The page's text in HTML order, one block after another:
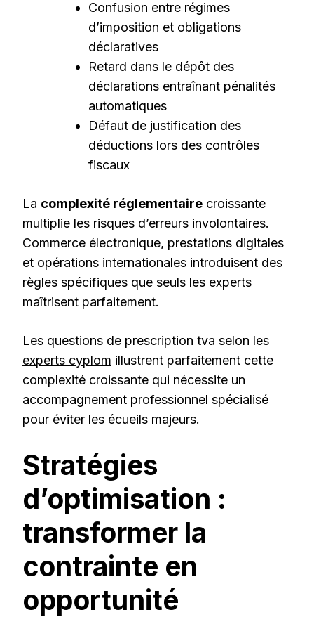
Confusion entre régimes
d’imposition et obligations
déclaratives
Retard dans le dépôt des
déclarations entraînant pénalités
automatiques
Défaut de justification des
déductions lors des contrôles
fiscaux
La complexité réglementaire croissante
multiplie les risques d’erreurs involontaires.
Commerce électronique, prestations digitales
et opérations internationales introduisent des
règles spécifiques que seuls les experts
maîtrisent parfaitement.
Les questions de prescription tva selon les
experts cyplom illustrent parfaitement cette
complexité croissante qui nécessite un
accompagnement professionnel spécialisé
pour éviter les écueils majeurs.
Stratégies
d’optimisation :
transformer la
contrainte en
opportunité